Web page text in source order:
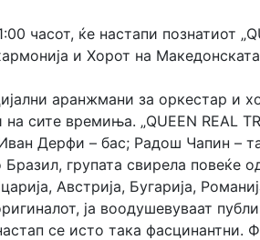
часот, ќе настапи познатиот
и Хорот на
аранжмани за оркестар и
сите времиња. „QUEEN REAL
Дерфи – бас; Радош Чапин –
групата свирела повеќе
Австрија, Бугарија,
ја воодушевуваат
се исто така фасцинантни.